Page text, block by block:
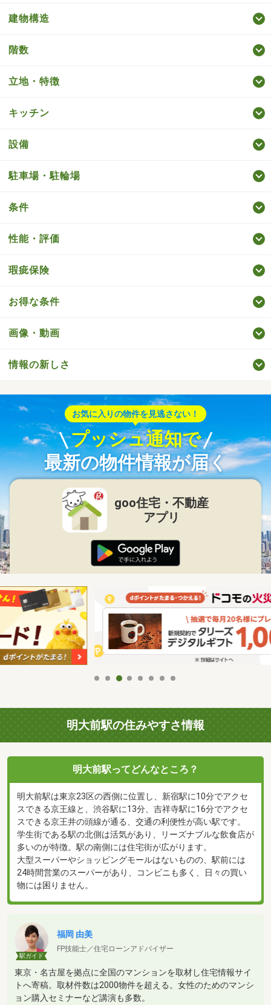
建物構造
階数
立地・特徴
キッチン
設備
駐車場・駐輪場
条件
性能・評価
瑕疵保険
お得な条件
画像・動画
情報の新しさ
お気に入りの物件を見逃さない！
プッシュ通知で
最新の物件情報が届く
goo住宅・不動産
アプリ
明大前駅の住みやすさ情報
明大前駅ってどんなところ？
明大前駅は東京23区の西側に位置し、新宿駅に10分でアクセ
スできる京王線と、渋谷駅に13分、吉祥寺駅に16分でアクセ
スできる京王井の頭線が通る、交通の利便性が高い駅です。
学生街である駅の北側は活気があり、リーズナブルな飲食店が
多いのが特徴。駅の南側には住宅街が広がります。
大型スーパーやショッピングモールはないものの、駅前には
24時間営業のスーパーがあり、コンビニも多く、日々の買い
物には困りません。
駅ガイド
福岡 由美
FP技能士／住宅ローンアドバイザー
東京・名古屋を拠点に全国のマンションを取材し住宅情報サイ
トへ寄稿。取材件数は2000物件を超える。女性のためのマンシ
ョン購入セミナーなど講演も多数。